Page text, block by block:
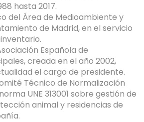
hasta 2017.
del Área de Medioambiente y
de Madrid, en el servicio
Española de
creada en el año 2002,
el cargo de presidente.
Técnico de Normalización
UNE 313001 sobre gestión de
animal y residencias de